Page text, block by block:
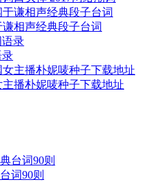
相声经典段子台词
录
播朴妮唛种子下载地址
词90则